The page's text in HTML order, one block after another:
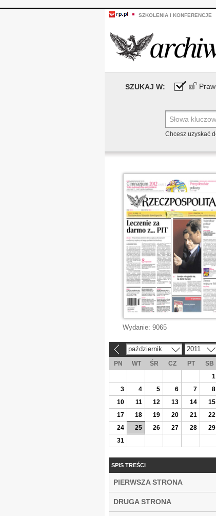
SZKOLENIA I KONFERENCJE
SZUKAJ W:
Chcesz uzyskać
Wydanie: 9065
październik 2011
PN WT ŚR CZ PT SB
1
3
4 5 6 7 8
10
11 12 13 14 15
17
18 19 20 21 22
24
25 26 27 28 29
31
SPIS TREŚCI
PIERWSZA STRONA
DRUGA STRONA